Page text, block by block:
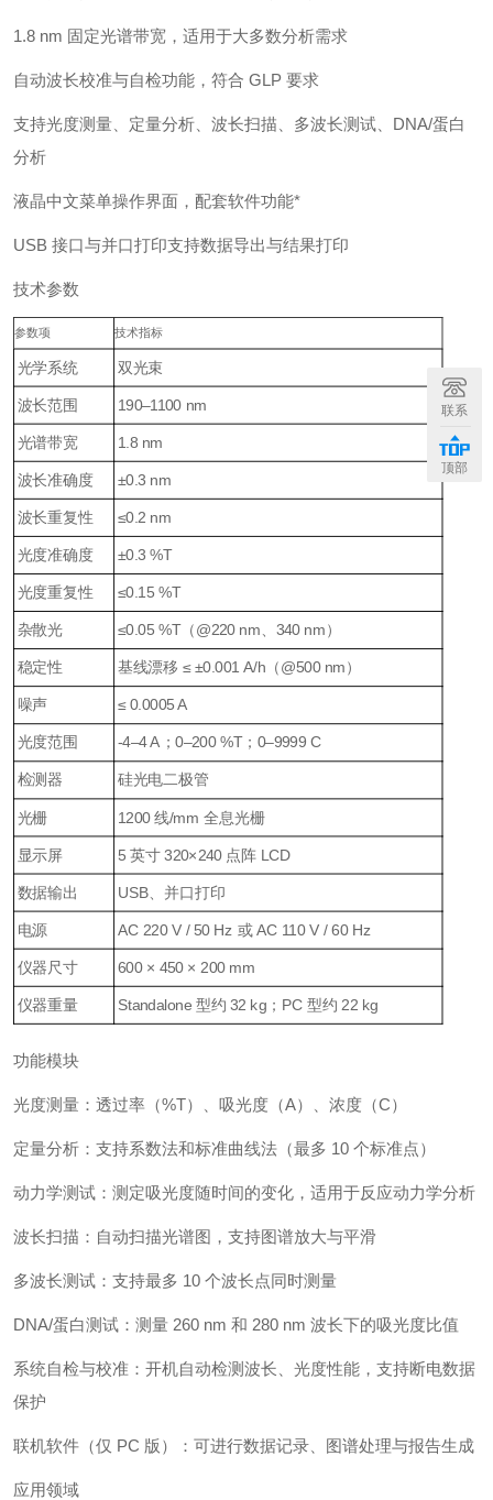
1.8 nm 固定光谱带宽，适用于大多数分析需求
自动波长校准与自检功能，符合 GLP 要求
支持光度测量、定量分析、波长扫描、多波长测试、DNA/蛋白
分析
液晶中文菜单操作界面，配套软件功能*
USB 接口与并口打印支持数据导出与结果打印
技术参数
参数项 技术指标
光学系统 双光束
波长范围 190–1100 nm
光谱带宽 1.8 nm
波长准确度 ±0.3 nm
波长重复性 ≤0.2 nm
光度准确度 ±0.3 %T
光度重复性 ≤0.15 %T
杂散光 ≤0.05 %T（@220 nm、340 nm）
稳定性 基线漂移 ≤ ±0.001 A/h（@500 nm）
噪声 ≤ 0.0005 A
光度范围 -4–4 A；0–200 %T；0–9999 C
检测器 硅光电二极管
光栅 1200 线/mm 全息光栅
显示屏 5 英寸 320×240 点阵 LCD
数据输出 USB、并口打印
电源 AC 220 V / 50 Hz 或 AC 110 V / 60 Hz
仪器尺寸 600 × 450 × 200 mm
仪器重量 Standalone 型约 32 kg；PC 型约 22 kg
功能模块
光度测量：透过率（%T）、吸光度（A）、浓度（C）
定量分析：支持系数法和标准曲线法（最多 10 个标准点）
动力学测试：测定吸光度随时间的变化，适用于反应动力学分析
波长扫描：自动扫描光谱图，支持图谱放大与平滑
多波长测试：支持最多 10 个波长点同时测量
DNA/蛋白测试：测量 260 nm 和 280 nm 波长下的吸光度比值
系统自检与校准：开机自动检测波长、光度性能，支持断电数据
保护
联机软件（仅 PC 版）：可进行数据记录、图谱处理与报告生成
应用领域
联系
顶部